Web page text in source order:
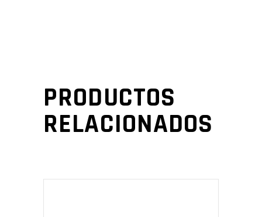
PRODUCTOS
RELACIONADOS